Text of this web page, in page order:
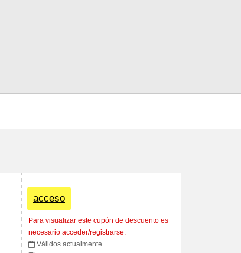
acceso
Para visualizar este cupón de descuento es
necesario acceder/registrarse.
Válidos actualmente